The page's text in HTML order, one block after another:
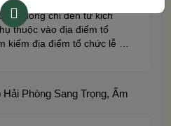
không chỉ đến từ kịch
thuộc vào địa điểm tổ
kiếm địa điểm tổ chức lễ kỷ